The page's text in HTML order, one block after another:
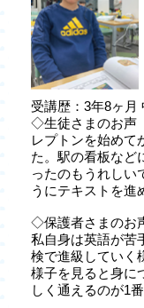
受講歴：3年8ヶ月
◇生徒さまのお声
レプトンを始めて
た。駅の看板など
ったのもうれしい
うにテキストを進
◇保護者さまのお
私自身は英語が苦
検で進級していく
様子を見ると身に
しく通えるのが1番